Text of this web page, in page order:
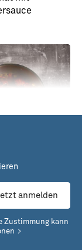
anmelden
Zustimmung kann